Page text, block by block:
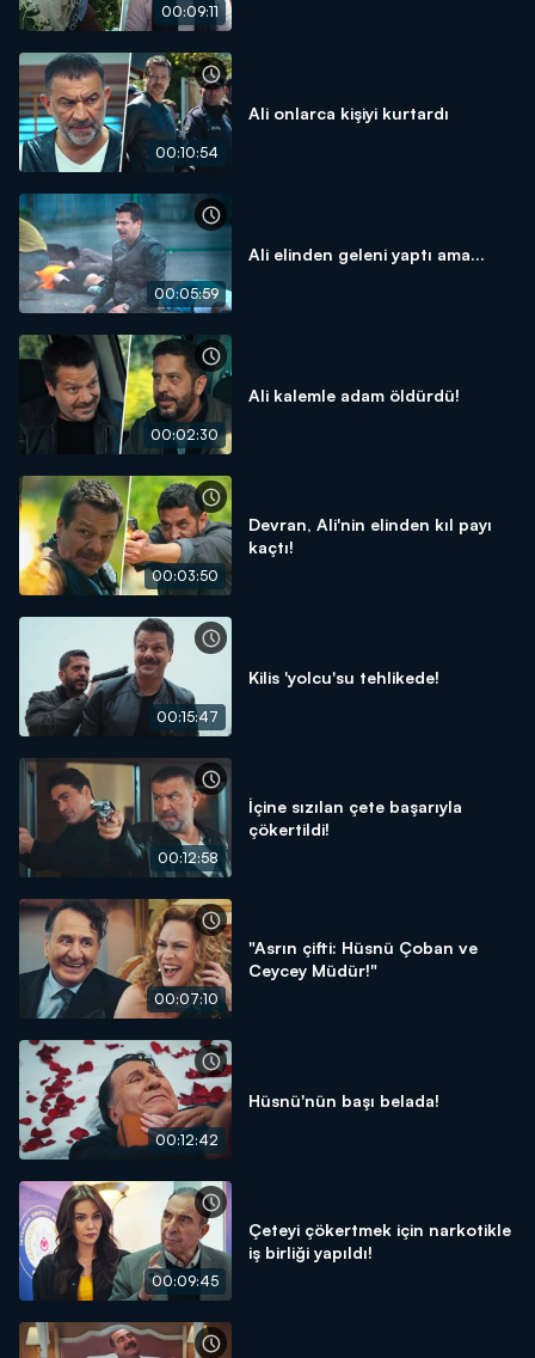
00:09:11
00:10:54
Ali onlarca kişiyi kurtardı
00:05:59
Ali elinden geleni yaptı ama...
00:02:30
Ali kalemle adam öldürdü!
00:03:50
Devran, Ali'nin elinden kıl payı
kaçtı!
00:15:47
Kilis 'yolcu'su tehlikede!
00:12:58
İçine sızılan çete başarıyla
çökertildi!
00:07:10
"Asrın çifti: Hüsnü Çoban ve
Ceycey Müdür!"
00:12:42
Hüsnü'nün başı belada!
00:09:45
Çeteyi çökertmek için narkotikle
iş birliği yapıldı!